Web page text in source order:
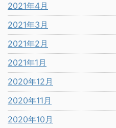
2021年4月
2021年3月
2021年2月
2021年1月
2020年12月
2020年11月
2020年10月